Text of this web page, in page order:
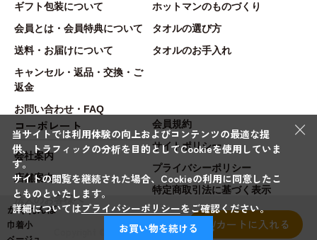
かくれんぼ
巾着小
カートに入れる
ギフト包装について
会員とは・会員特典について
送料・お届けについて
キャンセル・返品・交換・ご
返金
お問い合わせ・FAQ
ホットマンのものづくり
タオルの選び方
タオルのお手入れ
コーポレート
会社案内
店舗案内
法人のお客様へ
会員規約
サイトポリシー
プライバシーポリシー
特定商取引法に基づく表示
Copyright © Hotman.Co.,Ltd. All rights reserved.
×
当サイトでは利用体験の向上およびコンテンツの最適な提
供、トラフィックの分析を目的としてCookieを使用していま
す。
サイトの閲覧を継続された場合、Cookieの利用に同意したこ
とものといたします。
詳細についてはプライバシーポリシーをご確認ください。
お買い物を続ける